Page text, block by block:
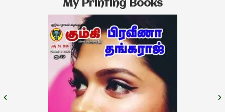
My Printing Books